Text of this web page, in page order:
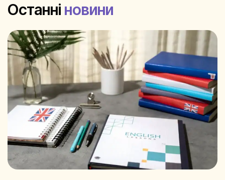
Останні новини